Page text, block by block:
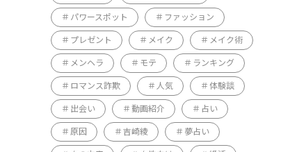
パワースポット ファッション
プレゼント メイク メイク術
メンヘラ モテ ランキング
ロマンス詐欺 人気 体験談
出会い 動画紹介 占い
原因 吉崎綾 夢占い